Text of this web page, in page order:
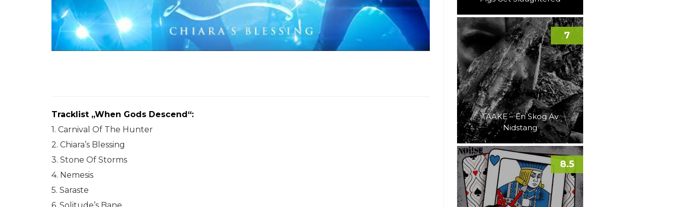
Tracklist „When Gods Descend“:
1. Carnival Of The Hunter
2. Chiara’s Blessing
3. Stone Of Storms
4. Nemesis
5. Saraste
TAAKE – En Skog Av
Nidstang
7
8.5